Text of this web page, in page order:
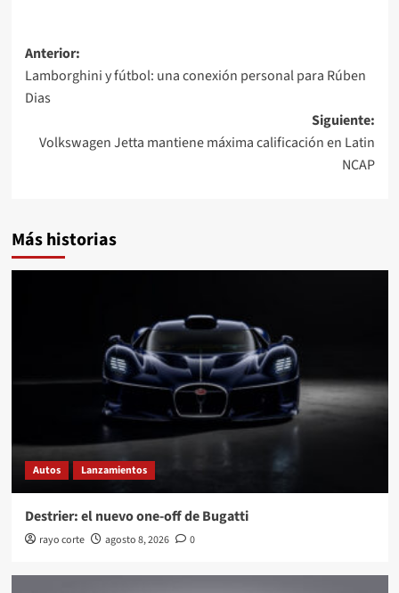
Navegación
de
entradas
Anterior:
Lamborghini y fútbol: una conexión personal para Rúben
Dias
Siguiente:
Volkswagen Jetta mantiene máxima calificación en Latin
NCAP
Más historias
Autos Lanzamientos
Destrier: el nuevo one-off de Bugatti
rayo corte agosto 8, 2026 0